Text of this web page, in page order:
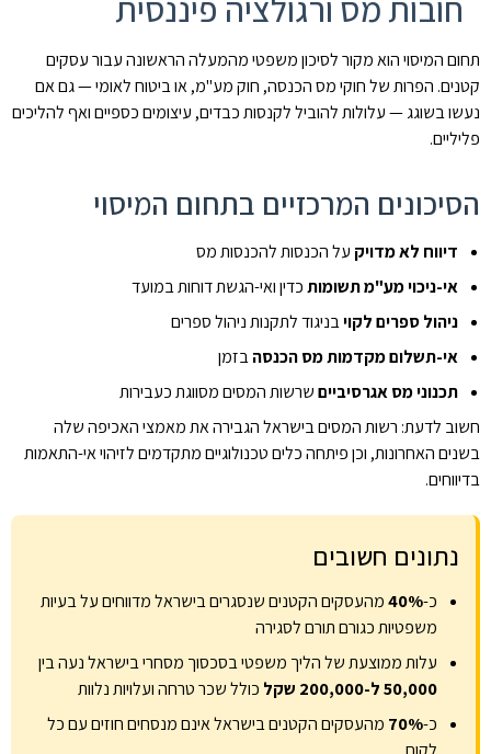
תחום המיסוי הוא מקור לסיכון משפטי מהמעלה הראשונה עבור עסקים
קטנים. הפרות של חוקי מס הכנסה, חוק מע"מ, או ביטוח לאומי — גם אם
נעשו בשוגג — עלולות להוביל לקנסות כבדים, עיצומים כספיים ואף להליכים
פליליים.
הסיכונים המרכזיים בתחום המיסוי
דיווח לא מדויק על הכנסות להכנסות מס
אי-ניכוי מע"מ תשומותכדין ואי-הגשת דוחות במועד
ניהול ספרים לקויבניגוד לתקנות ניהול ספרים
אי-תשלום מקדמות מס הכנסהבזמן
תכנוני מס אגרסיבייםשרשות המסים מסווגת כעבירות
חשוב לדעת: רשות המסים בישראל הגבירה את מאמצי האכיפה שלה
בשנים האחרונות, וכן פיתחה כלים טכנולוגיים מתקדמים לזיהוי אי-התאמות
בדיווחים.
נתונים חשובים
כ-40%מהעסקים הקטנים שנסגרים בישראל מדווחים על בעיות
משפטיות כגורם תורם לסגירה
עלות ממוצעת של הליך משפטי בסכסוך מסחרי בישראל נעה בין
50,000 ל-200,000 שקל
כולל שכר טרחה ועלויות נלוות
כ-70% מהעסקים הקטנים בישראל אינם מנסחים חוזים עם כל